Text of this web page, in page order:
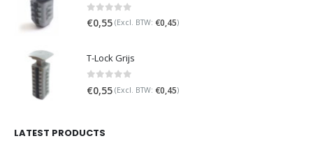
0 out of 5
€0,55 (Excl. BTW: €0,45)
T-Lock Grijs
€0,55 (Excl. BTW: €0,45)
LATEST PRODUCTS